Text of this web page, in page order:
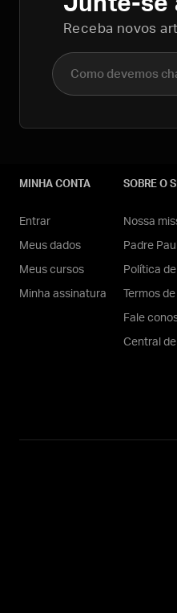
Receba novos
Nome completo
MINHA CONTA
Entrar
Meus dados
Meus cursos
Minha assinatura
SOBRE O
Nossa
Padre
Política
Termos
Fale
Central